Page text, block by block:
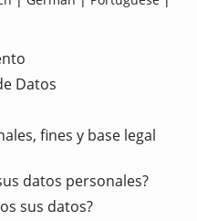
Datos
fines y base legal
datos personales?
sus datos?